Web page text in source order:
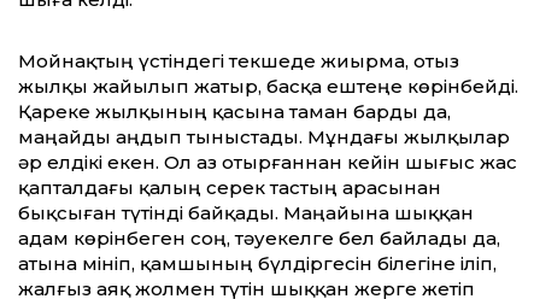
Мойнақтың үстіндегі текшеде жиырма, отыз
жылқы жайылып жатыр, басқа ештеңе көрінбейді.
Қареке жылқының қасына таман барды да,
маңайды аңдып тыныстады. Мұндағы жылқылар
әр елдікі екен. Ол аз отырғаннан кейін шығыс жас
қапталдағы қалың серек тастың арасынан
бықсыған түтінді байқады. Маңайына шыққан
адам көрінбеген соң, тәуекелге бел байлады да,
атына мініп, қамшының бүлдіргесін білегіне іліп,
жалғыз аяқ жолмен түтін шыққан жерге жетіп